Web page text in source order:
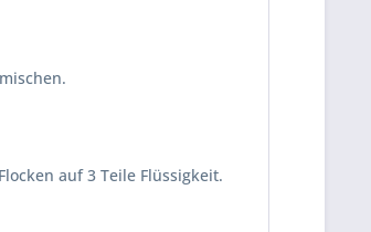
auf 3 Teile Flüssigkeit.